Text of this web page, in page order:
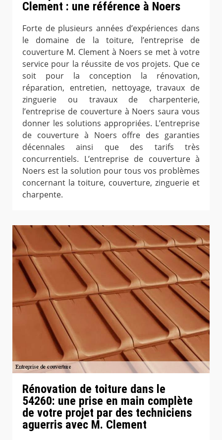
Clement : une référence à Noers
Forte de plusieurs années d’expériences dans
le domaine de la toiture, l’entreprise de
couverture M. Clement à Noers se met à votre
service pour la réussite de vos projets. Que ce
soit pour la conception la rénovation,
réparation, entretien, nettoyage, travaux de
zinguerie ou travaux de charpenterie,
l’entreprise de couverture à Noers saura vous
donner les solutions appropriées. L’entreprise
de couverture à Noers offre des garanties
décennales ainsi que des tarifs très
concurrentiels. L’entreprise de couverture à
Noers est la solution pour tous vos problèmes
concernant la toiture, couverture, zinguerie et
charpente.
Rénovation de toiture dans le
54260: une prise en main complète
de votre projet par des techniciens
aguerris avec M. Clement